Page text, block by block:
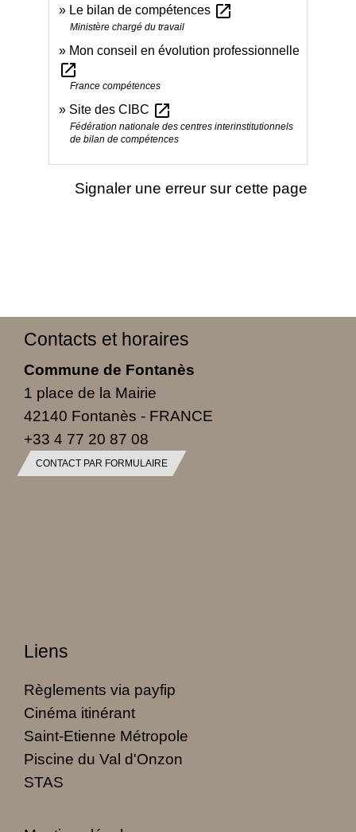
Le bilan de compétences open_in_new
Ministère chargé du travail
Mon conseil en évolution professionnelle
open_in_new
France compétences
Site des CIBC open_in_new
Fédération nationale des centres interinstitutionnels
de bilan de compétences
Signaler une erreur sur cette page
Contacts et horaires
Commune de Fontanès
1 place de la Mairie
42140 Fontanès - FRANCE
+33 4 77 20 87 08
CONTACT PAR FORMULAIRE
Liens
Règlements via payfip
Cinéma itinérant
Saint-Etienne Métropole
Piscine du Val d'Onzon
STAS